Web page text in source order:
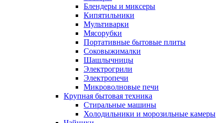
Блендеры и миксеры
Кипятильники
Мультиварки
Мясорубки
Портативные бытовые плиты
Соковыжималки
Шашлычницы
Электрогрили
Электропечи
Микроволновые печи
Крупная бытовая техника
Стиральные машины
Холодильники и морозильные камеры